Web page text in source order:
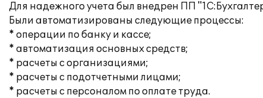
Для надежного учета был внедрен ПП
Были автоматизированы следующие процессы:
* операции по банку и кассе;
* автоматизация основных средств;
* расчеты с организациями;
* расчеты с подотчетными лицами;
* расчеты с персоналом по оплате труда.